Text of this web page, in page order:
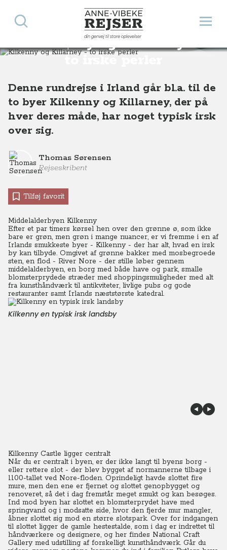
Anne-Vibeke Rejser
din genvej til store oplevelser
Åbn
Søg
Kilkenny og Killarney -
to irske perler
Destinationer Europa Irland Kilkenny og Killarney - to irske perler
Denne rundrejse i Irland går bl.a. til de
to byer Kilkenny og Killarney, der på
hver deres måde, har noget typisk irsk
over sig.
Thomas Sørensen
Rejseskribent
Tilføj favorit
Middelalderbyen Kilkenny
Efter et par timers kørsel hen over den grønne ø, som ikke
bare er grøn, men grøn i mange nuancer, er vi fremme i en af
Irlands smukkeste byer - Kilkenny - der har alt, hvad en irsk
by kan tilbyde. Omgivet af grønne bakker med mosbegroede
sten, en flod - River Nore - der stille løber gennem
middelalderbyen, en borg med både have og park, smalle
blomsterprydede stræder med shoppingsmuligheder med alt
fra kunsthåndværk til antikviteter, livlige pubs og gode
restauranter samt Irlands næststørste katedral.
Kilkenny en typisk irsk landsby
Kilkenny Castle ligger centralt
Når du er centralt i byen, er der ikke langt til byens borg -
eller rettere slot - der blev bygget af normannerne tilbage i
1100-tallet ved Nore-floden. Oprindeligt havde slottet fire
mure, men den ene er fjernet og slottet genopbygget og
renoveret, så det i dag fremstår meget smukt og kan besøges.
Ind mod byen har slottet en blomsterprydet have med
springvand og i modsatte side, hvor den fjerde mur mangler,
åbner slottet sig mod en større slotspark. Over for indgangen
til slottet ligger de gamle hestestalde, som i dag er indrettet til
håndværkere og designere, og her findes National Craft
Gallery med udstilling af forskelligt kunsthåndværk. Går du